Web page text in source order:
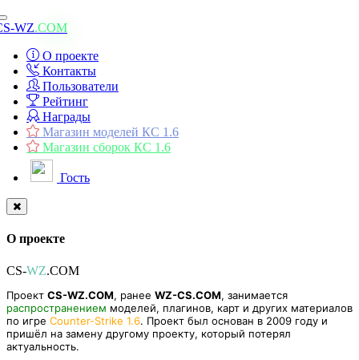
Toggle
navigation
WZ.COM
О проекте
Контакты
Пользователи
Рейтинг
Награды
Магазин моделей КС 1.6
Магазин сборок КС 1.6
Гость
О проекте
CS-WZ.COM
Проект CS-WZ.COM, ранее WZ-CS.COM, занимается
распространением моделей, плагинов, карт и других материалов
по игре Counter-Strike 1.6. Проект был основан в 2009 году и
пришёл на замену другому проекту, который потерял
актуальность.